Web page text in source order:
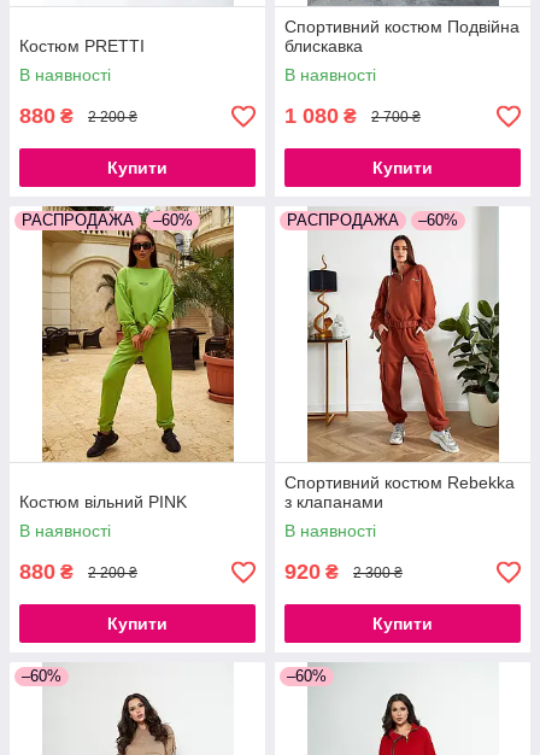
Костюм PRETTI
В наявності
880 ₴ 2 200 ₴
Купити
Спортивний костюм Подвійна
блискавка
В наявності
1 080 ₴ 2 700 ₴
Купити
РАСПРОДАЖА –60%
Костюм вільний PINK
В наявності
880 ₴ 2 200 ₴
Купити
РАСПРОДАЖА –60%
Спортивний костюм Rebekka
з клапанами
В наявності
920 ₴ 2 300 ₴
Купити
–60% –60%